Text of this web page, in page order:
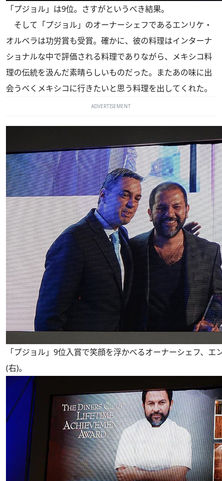
「プジョル」は9位。さすがというべき結果。
そして「プジョル」のオーナーシェフであるエンリケ・
オルベラは功労賞も受賞。確かに、彼の料理はインターナ
ショナルな中で評価される料理でありながら、メキシコ料
理の伝統を汲んだ素晴らしいものだった。またあの味に出
会うべくメキシコに行きたいと思う料理を出してくれた。
ADVERTISEMENT
「プジョル」9位入賞で笑顔を浮かべるオーナーシェフ、エ
(右)。